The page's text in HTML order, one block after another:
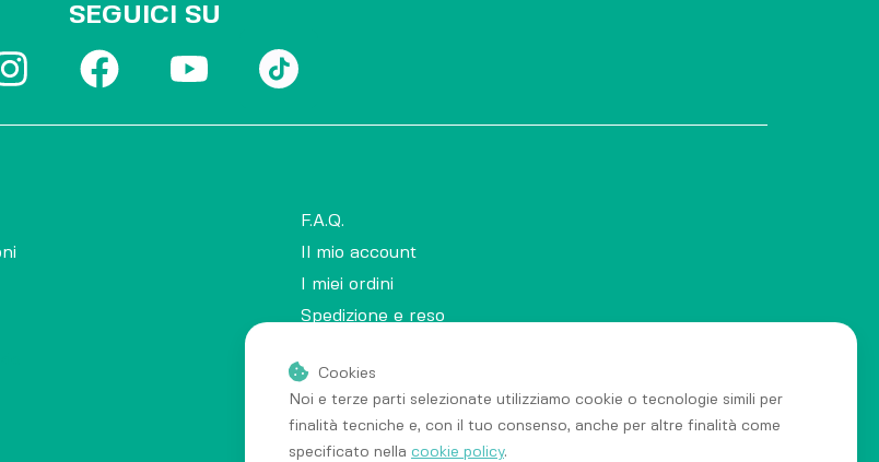
SEGUICI SU
F.A.Q.
Il mio account
I miei ordini
Spedizione e reso
Cookies
Noi e terze parti selezionate utilizziamo cookie o tecnologie simili per
finalità tecniche e, con il tuo consenso, anche per altre finalità come
specificato nella cookie policy.